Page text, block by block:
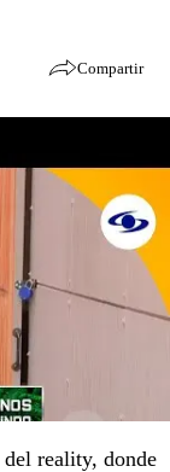
Compartir
reality, donde